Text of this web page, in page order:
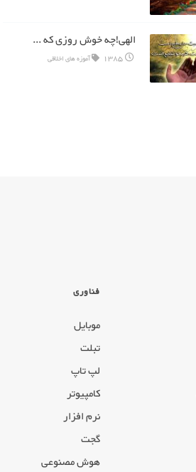
الهی!چه خوش روزی که ...
1385 آموزه های اخلاقی
فناوری
موبایل
تبلت
لپ تاپ
کامپیوتر
نرم افزار
گجت
هوش مصنوعی